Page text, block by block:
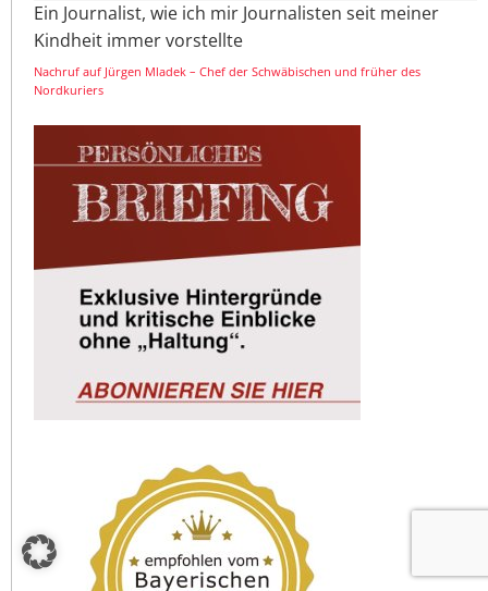
Ein Journalist, wie ich mir Journalisten seit meiner
Kindheit immer vorstellte
Nachruf auf Jürgen Mladek – Chef der Schwäbischen und früher des
Nordkuriers